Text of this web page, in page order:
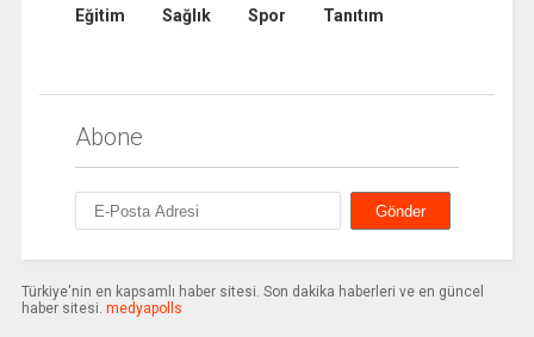
Eğitim
Sağlık Spor Tanıtım
Abone
Türkiye'nin en kapsamlı haber sitesi. Son dakika haberleri ve en güncel
haber sitesi. medyapolls